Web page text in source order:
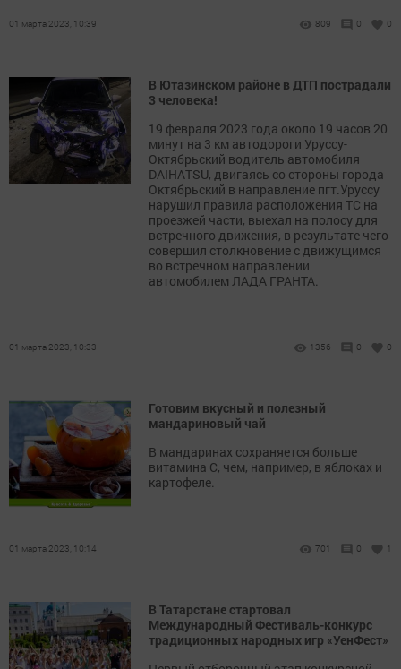
01 марта 2023, 10:39 809 0 0
В Ютазинском районе в ДТП пострадали
3 человека!
19 февраля 2023 года около 19 часов 20
минут на 3 км автодороги Уруссу-
Октябрьский водитель автомобиля
DAIHATSU, двигаясь со стороны города
Октябрьский в направление пгт.Уруссу
нарушил правила расположения ТС на
проезжей части, выехал на полосу для
встречного движения, в результате чего
совершил столкновение с движущимся
во встречном направлении
автомобилем ЛАДА ГРАНТА.
01 марта 2023, 10:33 1356 0 0
Готовим вкусный и полезный
мандариновый чай
В мандаринах сохраняется больше
витамина С, чем, например, в яблоках и
картофеле.
01 марта 2023, 10:14 701 0 1
В Татарстане стартовал
Международный Фестиваль-конкурс
традиционных народных игр «УенФест»